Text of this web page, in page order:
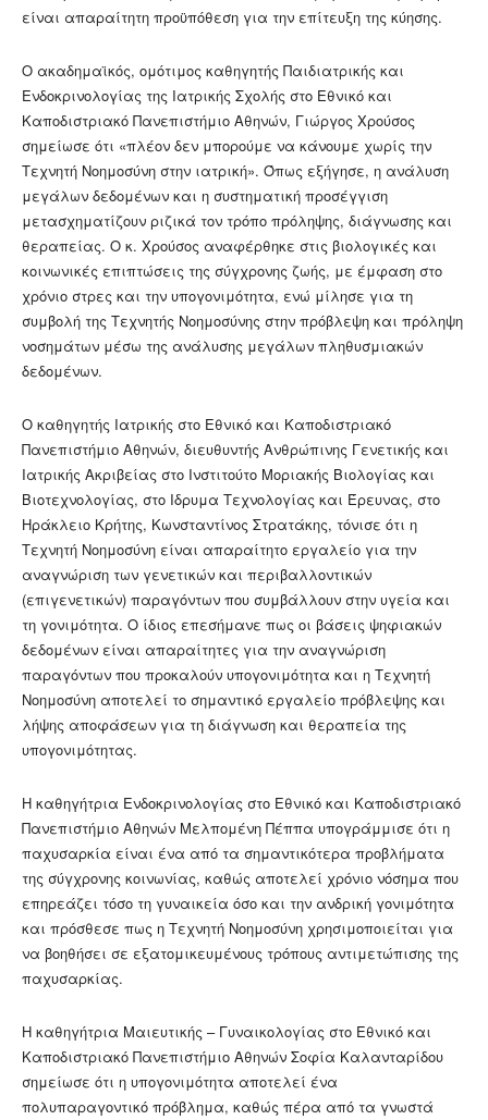
είναι απαραίτητη προϋπόθεση για την επίτευξη της κύησης.
Ο ακαδημαϊκός, ομότιμος καθηγητής Παιδιατρικής και
Ενδοκρινολογίας της Ιατρικής Σχολής στο Εθνικό και
Καποδιστριακό Πανεπιστήμιο Αθηνών, Γιώργος Χρούσος
σημείωσε ότι «πλέον δεν μπορούμε να κάνουμε χωρίς την
Τεχνητή Νοημοσύνη στην ιατρική». Όπως εξήγησε, η ανάλυση
μεγάλων δεδομένων και η συστηματική προσέγγιση
μετασχηματίζουν ριζικά τον τρόπο πρόληψης, διάγνωσης και
θεραπείας. Ο κ. Χρούσος αναφέρθηκε στις βιολογικές και
κοινωνικές επιπτώσεις της σύγχρονης ζωής, με έμφαση στο
χρόνιο στρες και την υπογονιμότητα, ενώ μίλησε για τη
συμβολή της Τεχνητής Νοημοσύνης στην πρόβλεψη και πρόληψη
νοσημάτων μέσω της ανάλυσης μεγάλων πληθυσμιακών
δεδομένων.
Ο καθηγητής Ιατρικής στο Εθνικό και Καποδιστριακό
Πανεπιστήμιο Αθηνών, διευθυντής Ανθρώπινης Γενετικής και
Ιατρικής Ακριβείας στο Iνστιτούτο Mοριακής Bιολογίας και
Bιοτεχνολογίας, στο Ιδρυμα Τεχνολογίας και Έρευνας, στο
Ηράκλειο Κρήτης, Κωνσταντίνος Στρατάκης, τόνισε ότι η
Τεχνητή Νοημοσύνη είναι απαραίτητο εργαλείο για την
αναγνώριση των γενετικών και περιβαλλοντικών
(επιγενετικών) παραγόντων που συμβάλλουν στην υγεία και
τη γονιμότητα. Ο ίδιος επεσήμανε πως οι βάσεις ψηφιακών
δεδομένων είναι απαραίτητες για την αναγνώριση
παραγόντων που προκαλούν υπογονιμότητα και η Τεχνητή
Νοημοσύνη αποτελεί το σημαντικό εργαλείο πρόβλεψης και
λήψης αποφάσεων για τη διάγνωση και θεραπεία της
υπογονιμότητας.
Η καθηγήτρια Ενδοκρινολογίας στο Εθνικό και Καποδιστριακό
Πανεπιστήμιο Αθηνών Μελπομένη Πέππα υπογράμμισε ότι η
παχυσαρκία είναι ένα από τα σημαντικότερα προβλήματα
της σύγχρονης κοινωνίας, καθώς αποτελεί χρόνιο νόσημα που
επηρεάζει τόσο τη γυναικεία όσο και την ανδρική γονιμότητα
και πρόσθεσε πως η Τεχνητή Νοημοσύνη χρησιμοποιείται για
να βοηθήσει σε εξατομικευμένους τρόπους αντιμετώπισης της
παχυσαρκίας.
Η καθηγήτρια Μαιευτικής – Γυναικολογίας στο Εθνικό και
Καποδιστριακό Πανεπιστήμιο Αθηνών Σοφία Καλανταρίδου
σημείωσε ότι η υπογονιμότητα αποτελεί ένα
πολυπαραγοντικό πρόβλημα, καθώς πέρα από τα γνωστά